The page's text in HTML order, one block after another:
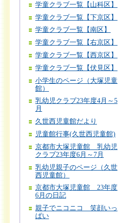
学童クラブ一覧【山科区】
学童クラブ一覧【下京区】
学童クラブ一覧【南区】
学童クラブ一覧【右京区】
学童クラブ一覧【西京区】
学童クラブ一覧【伏見区】
小学生のページ（大塚児童
館）
乳幼児クラブ23年度4月～5
月
久世西児童館だより
児童館行事(久世西児童館)
京都市大塚児童館 乳幼児
クラブ23年度6月～7月
乳幼児親子のページ（久世
西児童館）
京都市大塚児童館 23年度
6月の日記
親子でニコニコ 笑顔いっ
ぱい